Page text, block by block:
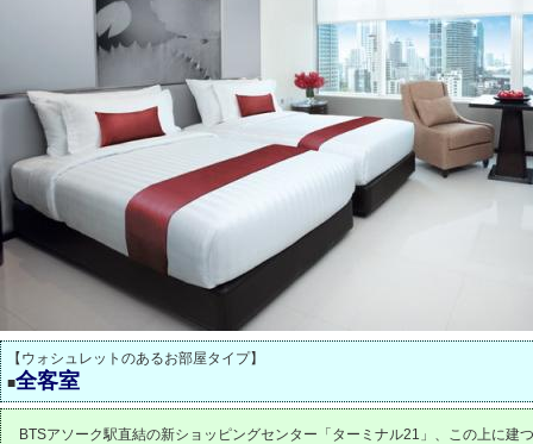
【ウォシュレットのあるお部屋タイプ】
■全客室
BTSアソーク駅直結の新ショッピングセンター「ターミナル21」、この上に建